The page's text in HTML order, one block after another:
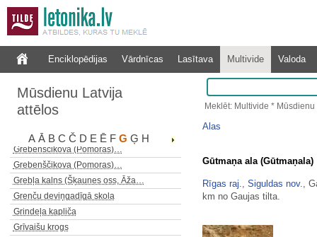
Enciklopēdijas Vārdnīcas Lasītava Multivide Valoda
Mūsdienu Latvija
attēlos
A Ā B C Č D E Ē F G Ģ H
Gāzes rezervuārs Matīsa 108
Glika ozols I
Gobdziņu klintis
Gornejiešu (Gornajašu,…
Gostiņu luterāņu baznīca
Gosupes "velns"
Grašu muižas pils
Grebenščikova (Pomoras)…
Grebenščikova (Pomoras)…
Grebļa kalns (Šķaunes oss, Āža…
Grenču deviņgadīgā skola
Grindeļa kapliča
Grīvaišu krogs
Meklēt: Multivide *
Alas
Gūtmaņa ala (Gūtmaņala)
Rīgas raj. Siguldas nov.
,
km no Gaujas tilta.